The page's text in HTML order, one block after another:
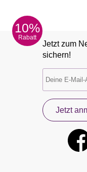
10%
Rabatt
Jetzt zum
sichern!
Jetzt